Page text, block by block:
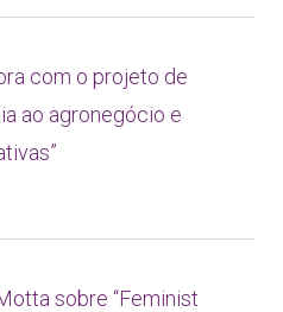
com o projeto de
ao agronegócio e
sobre “Feminist